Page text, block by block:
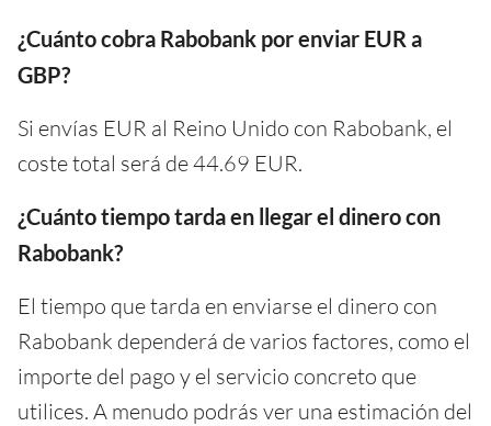
¿Cuánto cobra Rabobank por enviar EUR a
GBP?
Si envías EUR al Reino Unido con Rabobank, el
coste total será de 44.69 EUR.
¿Cuánto tiempo tarda en llegar el dinero con
Rabobank?
El tiempo que tarda en enviarse el dinero con
Rabobank dependerá de varios factores, como el
importe del pago y el servicio concreto que
utilices. A menudo podrás ver una estimación del